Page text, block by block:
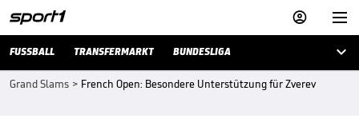


FUSSBALL TRANSFERMARKT BUNDESLIGA 
Grand Slams > French Open: Besondere Unterstützung für Zverev